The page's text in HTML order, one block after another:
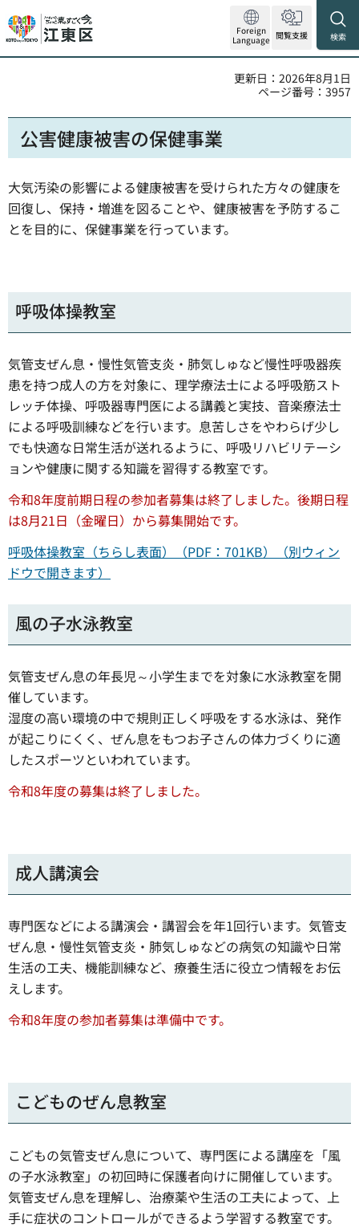
Foreign
Language 閲覧支援 検索
更新日：2026年8月1日
ページ番号：3957
公害健康被害の保健事業
大気汚染の影響による健康被害を受けられた方々の健康を
回復し、保持・増進を図ることや、健康被害を予防するこ
とを目的に、保健事業を行っています。
呼吸体操教室
気管支ぜん息・慢性気管支炎・肺気しゅなど慢性呼吸器疾
患を持つ成人の方を対象に、理学療法士による呼吸筋スト
レッチ体操、呼吸器専門医による講義と実技、音楽療法士
による呼吸訓練などを行います。息苦しさをやわらげ少し
でも快適な日常生活が送れるように、呼吸リハビリテーシ
ョンや健康に関する知識を習得する教室です。
令和8年度前期日程の参加者募集は終了しました。後期日程
は8月21日（金曜日）から募集開始です。
呼吸体操教室（ちらし表面）（PDF：701KB）（別ウィン
ドウで開きます）
風の子水泳教室
気管支ぜん息の年長児～小学生までを対象に水泳教室を開
催しています。
湿度の高い環境の中で規則正しく呼吸をする水泳は、発作
が起こりにくく、ぜん息をもつお子さんの体力づくりに適
したスポーツといわれています。
令和8年度の募集は終了しました。
成人講演会
専門医などによる講演会・講習会を年1回行います。気管支
ぜん息・慢性気管支炎・肺気しゅなどの病気の知識や日常
生活の工夫、機能訓練など、療養生活に役立つ情報をお伝
えします。
令和8年度の参加者募集は準備中です。
こどものぜん息教室
こどもの気管支ぜん息について、専門医による講座を「風
の子水泳教室」の初回時に保護者向けに開催しています。
気管支ぜん息を理解し、治療薬や生活の工夫によって、上
手に症状のコントロールができるよう学習する教室です。